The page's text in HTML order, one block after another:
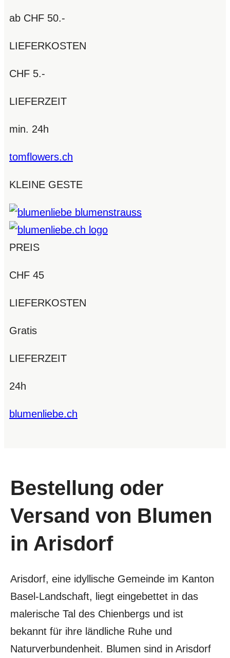
ab CHF 50.-
LIEFERKOSTEN
CHF 5.-
LIEFERZEIT
min. 24h
tomflowers.ch
KLEINE GESTE
PREIS
CHF 45
LIEFERKOSTEN
Gratis
LIEFERZEIT
24h
blumenliebe.ch
Bestellung oder
Versand von Blumen
in Arisdorf
Arisdorf, eine idyllische Gemeinde im Kanton
Basel-Landschaft, liegt eingebettet in das
malerische Tal des Chienbergs und ist
bekannt für ihre ländliche Ruhe und
Naturverbundenheit. Blumen sind in Arisdorf